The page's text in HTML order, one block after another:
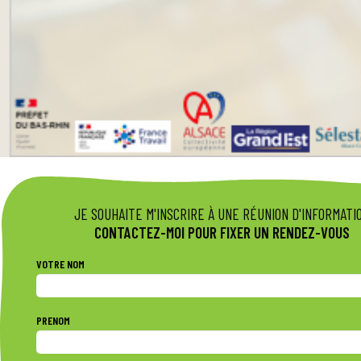
JE SOUHAITE M'INSCRIRE À UNE RÉUNION
CONTACTEZ-MOI POUR FIXER UN RENDEZ-VOUS
VOTRE NOM
PRENOM